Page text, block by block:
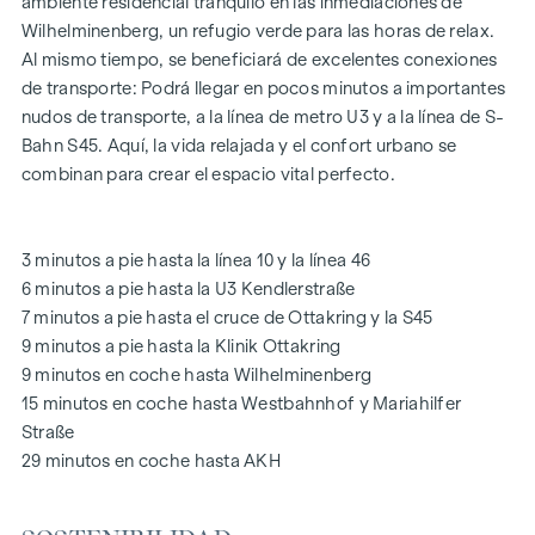
refugio único para todas las generaciones. Aquí es donde la
naturaleza se encuentra con la vida urbana y crea una
calidad de vida excepcional.
Las zonas comunes con bancos y mesas invitan a relajarse y
ofrecen un lugar de encuentro natural para todas las
generaciones. Una acogedora zona de juegos infantiles
los niños puedan jugar con seguridad y despreocupación.
Durante la fase de planificación se hizo especial hincapié en
los materiales sostenibles.
El uso exclusivo por parte de los residentes hace de este
patio interior oasis de paz un activo especial del proyecto y
garantiza una calidad de vida excepcional. Experimente la
vida moderna con un valor añadido ecológico: ¡bienvenido a
Wilhelminenberg, un refugio verde para las horas de relax.
Al mismo tiempo, se beneficiará de excelentes conexiones
de transporte: Podrá llegar en pocos minutos a importantes
nudos de transporte, a la línea de metro U3 y a la línea de S-
Bahn S45. Aquí, la vida relajada y el confort urbano se
combinan para crear el espacio vital perfecto.
3 minutos a pie hasta la línea 10 y la línea 46
6 minutos a pie hasta la U3 Kendlerstraße
7 minutos a pie hasta el cruce de Ottakring y la S45
9 minutos a pie hasta la Klinik Ottakring
9 minutos en coche hasta Wilhelminenberg
15 minutos en coche hasta Westbahnhof y Mariahilfer
Straße
29 minutos en coche hasta AKH